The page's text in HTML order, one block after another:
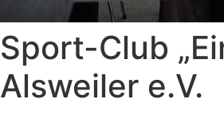
Sport-Club
Alsweiler e.V.